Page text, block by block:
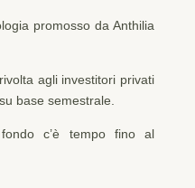
promosso da Anthilia
agli investitori privati
base semestrale.
c’è tempo fino al